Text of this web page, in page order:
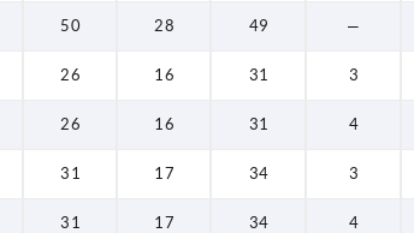
50 28 49 —
26 16 31 3
26 16 31 4
31 17 34 3
31 17 34 4